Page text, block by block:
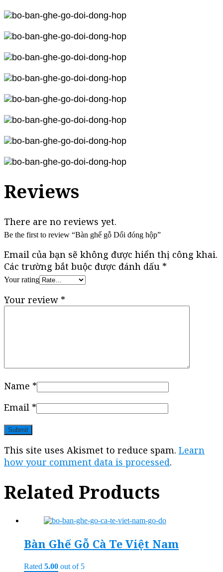
Reviews
There are no reviews yet.
Be the first to review “Bàn ghế gỗ Dổi đóng hộp”
Email của bạn sẽ không được hiển thị công khai.
Các trường bắt buộc được đánh dấu *
Your rating
Your review *
Name *
Email *
This site uses Akismet to reduce spam. Learn
how your comment data is processed.
Related Products
Bàn Ghế Gỗ Cà Te Việt Nam
Rated 5.00 out of 5